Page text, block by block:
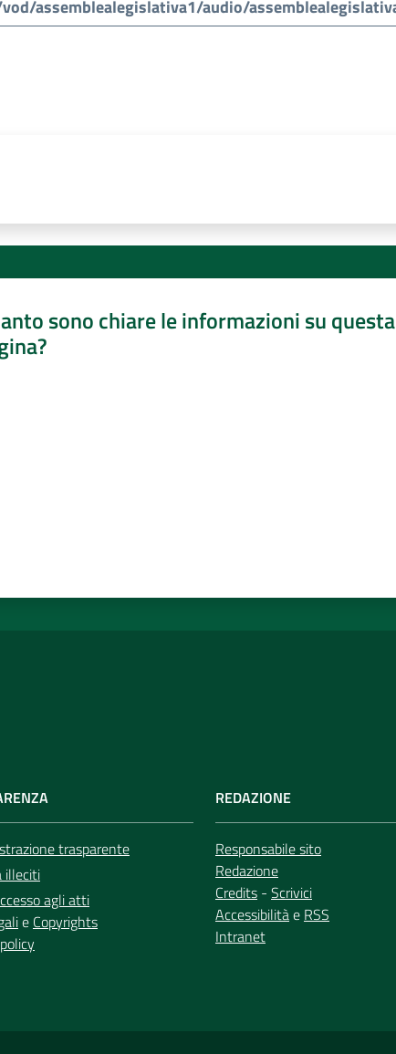
sono chiare le informazioni su questa
trasparente
illeciti
agli atti
e Copyrights
REDAZIONE
Responsabile sito
Redazione
Credits - Scrivici
Accessibilitàe RSS
Intranet